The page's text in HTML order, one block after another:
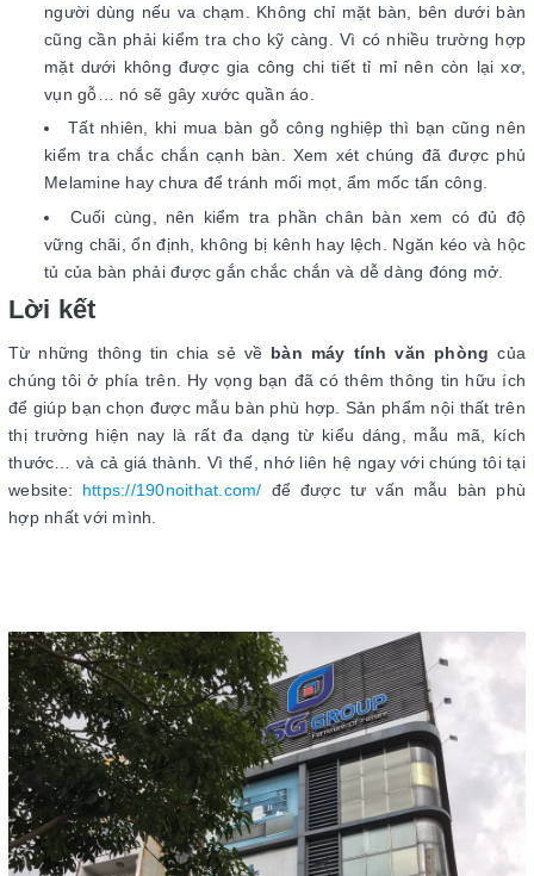
người dùng nếu va chạm. Không chỉ mặt bàn, bên dưới bàn
cũng cần phải kiểm tra cho kỹ càng. Vì có nhiều trường hợp
mặt dưới không được gia công chi tiết tỉ mỉ nên còn lại xơ,
vụn gỗ… nó sẽ gây xước quần áo.
Tất nhiên, khi mua bàn gỗ công nghiệp thì bạn cũng nên
kiểm tra chắc chắn cạnh bàn. Xem xét chúng đã được phủ
Melamine hay chưa để tránh mối mọt, ẩm mốc tấn công.
Cuối cùng, nên kiểm tra phần chân bàn xem có đủ độ
vững chãi, ổn định, không bị kênh hay lệch. Ngăn kéo và hộc
tủ của bàn phải được gắn chắc chắn và dễ dàng đóng mở.
Lời kết
Từ những thông tin chia sẻ về bàn máy tính văn phòng của
chúng tôi ở phía trên. Hy vọng bạn đã có thêm thông tin hữu ích
để giúp bạn chọn được mẫu bàn phù hợp. Sản phẩm nội thất trên
thị trường hiện nay là rất đa dạng từ kiểu dáng, mẫu mã, kích
thước… và cả giá thành. Vì thế, nhớ liên hệ ngay với chúng tôi tại
website: https://190noithat.com/ để được tư vấn mẫu bàn phù
hợp nhất với mình.